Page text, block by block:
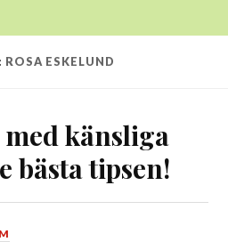
ROSA ESKELUND
med känsliga
bästa tipsen!